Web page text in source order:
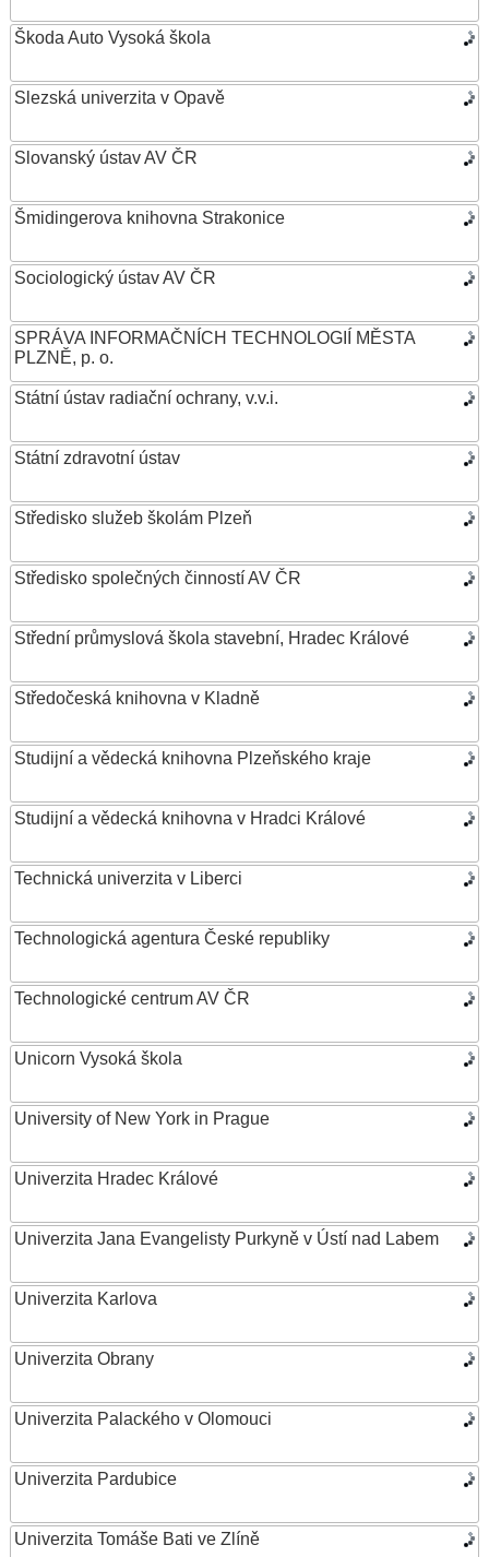
Škoda Auto Vysoká škola
Slezská univerzita v Opavě
Slovanský ústav AV ČR
Šmidingerova knihovna Strakonice
Sociologický ústav AV ČR
SPRÁVA INFORMAČNÍCH TECHNOLOGIÍ MĚSTA
PLZNĚ, p. o.
Státní ústav radiační ochrany, v.v.i.
Státní zdravotní ústav
Středisko služeb školám Plzeň
Středisko společných činností AV ČR
Střední průmyslová škola stavební, Hradec Králové
Středočeská knihovna v Kladně
Studijní a vědecká knihovna Plzeňského kraje
Studijní a vědecká knihovna v Hradci Králové
Technická univerzita v Liberci
Technologická agentura České republiky
Technologické centrum AV ČR
Unicorn Vysoká škola
University of New York in Prague
Univerzita Hradec Králové
Univerzita Jana Evangelisty Purkyně v Ústí nad Labem
Univerzita Karlova
Univerzita Obrany
Univerzita Palackého v Olomouci
Univerzita Pardubice
Univerzita Tomáše Bati ve Zlíně